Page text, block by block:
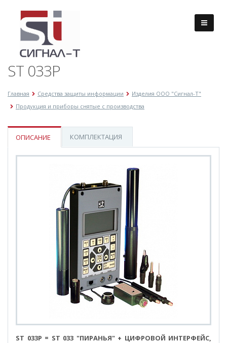
ST 033P
Главная Средства защиты информации
Изделия ООО "Сигнал-Т"
Продукция и приборы снятые с производства
ОПИСАНИЕ КОМПЛЕКТАЦИЯ
ST 033P
ST 033P = ST 033 "ПИРАНЬЯ" + ЦИФРОВОЙ ИНТЕРФЕЙС,